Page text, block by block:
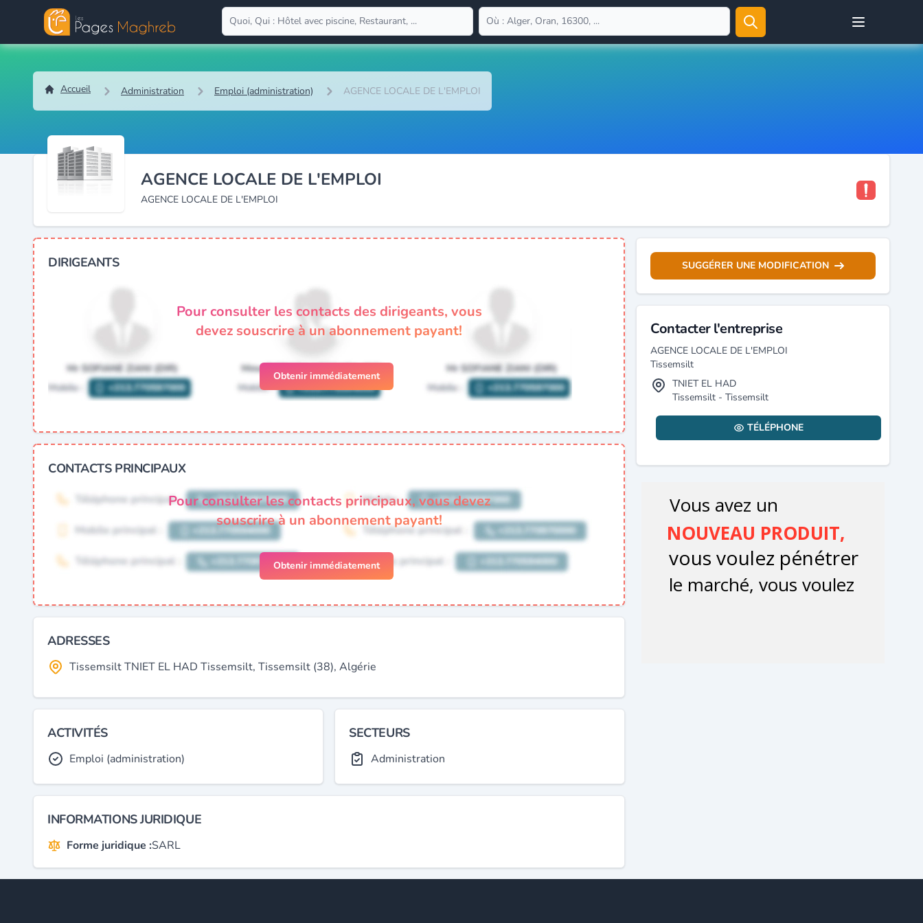
Open user menu
Accueil Administration Emploi (administration) AGENCE LOCALE DE L'EMPLOI
AGENCE LOCALE DE L'EMPLOI
AGENCE LOCALE DE L'EMPLOI
DIRIGEANTS
Pour consulter les contacts des dirigeants, vous
devez souscrire à un abonnement payant!
Obtenir immédiatement
CONTACTS PRINCIPAUX
Pour consulter les contacts principaux, vous devez
souscrire à un abonnement payant!
Obtenir immédiatement
ADRESSES
Tissemsilt TNIET EL HAD Tissemsilt, Tissemsilt (38), Algérie
ACTIVITÉS
Emploi (administration)
SECTEURS
Administration
INFORMATIONS JURIDIQUE
Forme juridique :SARL
SUGGÉRER UNE MODIFICATION
Contacter l'entreprise
AGENCE LOCALE DE L'EMPLOI
Tissemsilt
TNIET EL HAD
Tissemsilt - Tissemsilt
TÉLÉPHONE